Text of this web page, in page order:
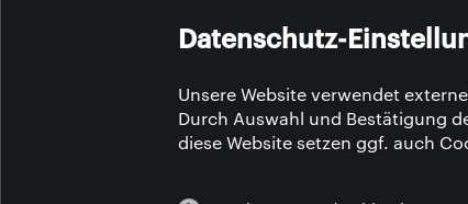
Datenschutz-
Unsere Website verwendet
Durch Auswahl und Bestätigung
diese Website setzen ggf. auch